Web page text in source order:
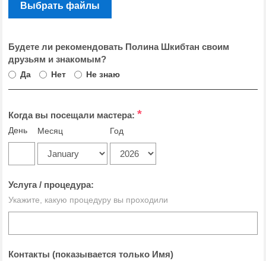
Выбрать файлы
Будете ли рекомендовать Полина Шкибтан своим
друзьям и знакомым?
Да Нет Не знаю
Когда вы посещали мастера: *
День Месяц Год
Услуга / процедура:
Укажите, какую процедуру вы проходили
Контакты (показывается только Имя)